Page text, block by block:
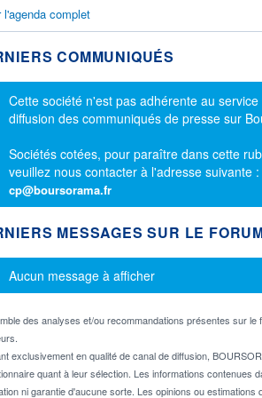
l'agenda complet
COMMUNIQUÉS
Message d'information
Cette société n'est pas adhérente au service
diffusion des communiqués de presse sur
Sociétés cotées, pour paraître dans cette
veuillez nous contacter à l'adresse suivante :
cp@boursorama.fr
MESSAGES SUR LE
Message d'information
Aucun message à afficher
des analyses et/ou recommandations présentes sur
exclusivement en qualité de canal de diffusion,
quant à leur sélection. Les informations
ni garantie d'aucune sorte. Les opinions ou